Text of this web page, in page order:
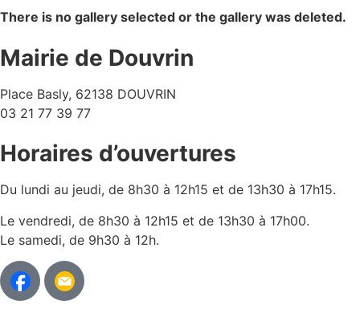
There is no gallery selected or the gallery was deleted.
Mairie de Douvrin
Place Basly, 62138 DOUVRIN
03 21 77 39 77
Horaires d’ouvertures
Du lundi au jeudi, de 8h30 à 12h15 et de 13h30 à 17h15.
Le vendredi, de 8h30 à 12h15 et de 13h30 à 17h00.
Le samedi, de 9h30 à 12h.